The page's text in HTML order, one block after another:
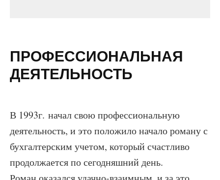
ПРОФЕССИОНАЛЬНАЯ
ДЕЯТЕЛЬНОСТЬ
В 1993г. начал свою профессиональную
деятельность, и это положило начало роману с
бухгалтерским учетом, который счастливо
продолжается по сегодняшний день.